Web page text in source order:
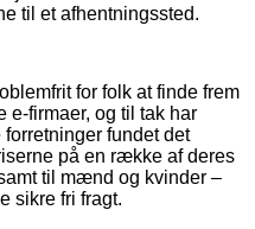
til et afhentningssted.
for folk at finde frem
e-firmaer, og til tak har
fundet det
på en række af deres
til mænd og kvinder –
sikre fri fragt.